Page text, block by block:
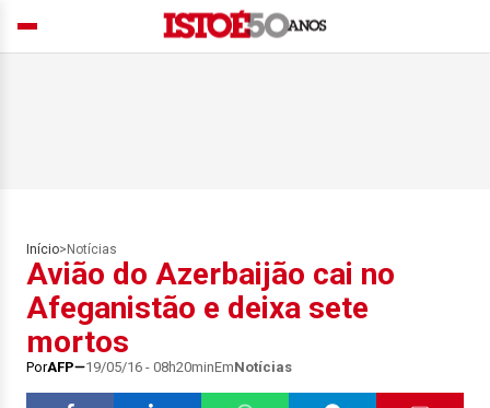
Início> Notícias
Avião do Azerbaijão cai no
Afeganistão e deixa sete
mortos
PorAFP 19/05/16 - 08h20minEmNotícias